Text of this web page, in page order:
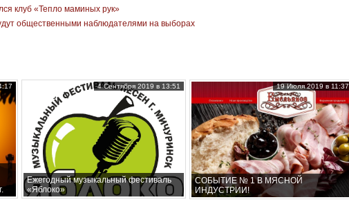
клуб «Тепло маминых рук»
общественными наблюдателями на выборах
Ежегодный музыкальный фестиваль
«Яблоко»
4 Сентября 2019 в 13:51
СОБЫТИЕ № 1 В МЯСНОЙ
ИНДУСТРИИ!
19 Июля 2019 в 11:37